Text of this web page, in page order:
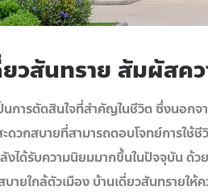
ยวสันทราย สัมผัสค
นการตัดสินใจที่สำคัญในชีวิต ซึ่งนอก
ดวกสบายที่สามารถตอบโจทย์การใช้
งได้รับความนิยมมากขึ้นในปัจจุบัน ด้
ายใกล้ตัวเมือง บ้านเดี่ยวสันทรายใ